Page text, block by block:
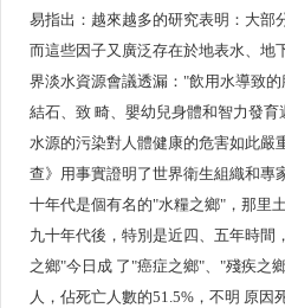
易指出：越來越多的研究表明：大部
而這些因子又廣泛存在於地表水、地
界淡水資源會議透漏："飲用水導致
結石、致 畸、嬰幼兒身體和智力發
水源的污染對人體健康的危害如此嚴
查》用事實證明了世界衛生組織和專
十年代是個有名的"水糧之鄉"，那里
九十年代後，特別是近四、五年時間
之鄉"今日成 了"癌症之鄉"、"殘疾之
人，佔死亡人數的51.5%，不明 原因